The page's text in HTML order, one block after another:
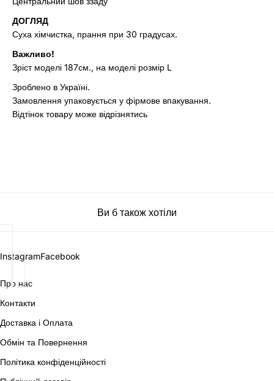
ДОГЛЯД
Суха хімчистка, прання при 30 градусах.
Важливо!
Зріст моделі 187см., на моделі розмір L
Зроблено в Україні.
Замовлення упаковується у фірмове впакування.
Відтінок товару може відрізнятись
Ви б також хотіли
InstagramFacebook
Про нас
Контакти
Доставка і Оплата
Обмін та Повернення
Політика конфіденційності